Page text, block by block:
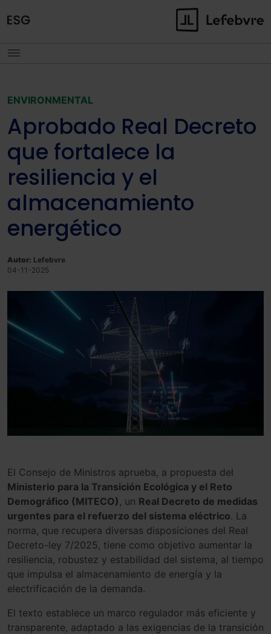
ENVIRONMENTAL
Aprobado Real Decreto
que fortalece la
resiliencia y el
almacenamiento
energético
Autor: Lefebvre
04-11-2025
El Consejo de Ministros aprueba, a propuesta del
Ministerio para la Transición Ecológica y el Reto
Demográfico (MITECO) , un Real Decreto de medidas
urgentes para el refuerzo del sistema eléctrico. La
norma, que recupera diversas disposiciones del Real
Decreto-ley 7/2025, tiene como objetivo aumentar la
resiliencia, robustez y estabilidad del sistema, al tiempo
que impulsa el almacenamiento de energía y la
electrificación de la demanda.
El texto establece un marco regulador más eficiente y
transparente, adaptado a las exigencias de la transición